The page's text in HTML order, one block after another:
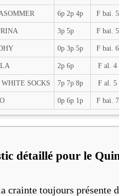
6p 2p 4p F bai. 5
3p 5p F bai. 5
0p 3p 5p F bai. 6
2p 6p F al. 4
SOCKS 7p 7p 8p F al. 5
0p 6p 1p F bai. 7
détaillé pour le
crainte toujours présente